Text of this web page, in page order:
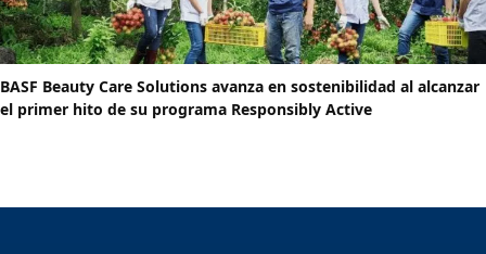
BASF Beauty Care Solutions avanza en sostenibilidad al alcanzar
el primer hito de su programa Responsibly Active